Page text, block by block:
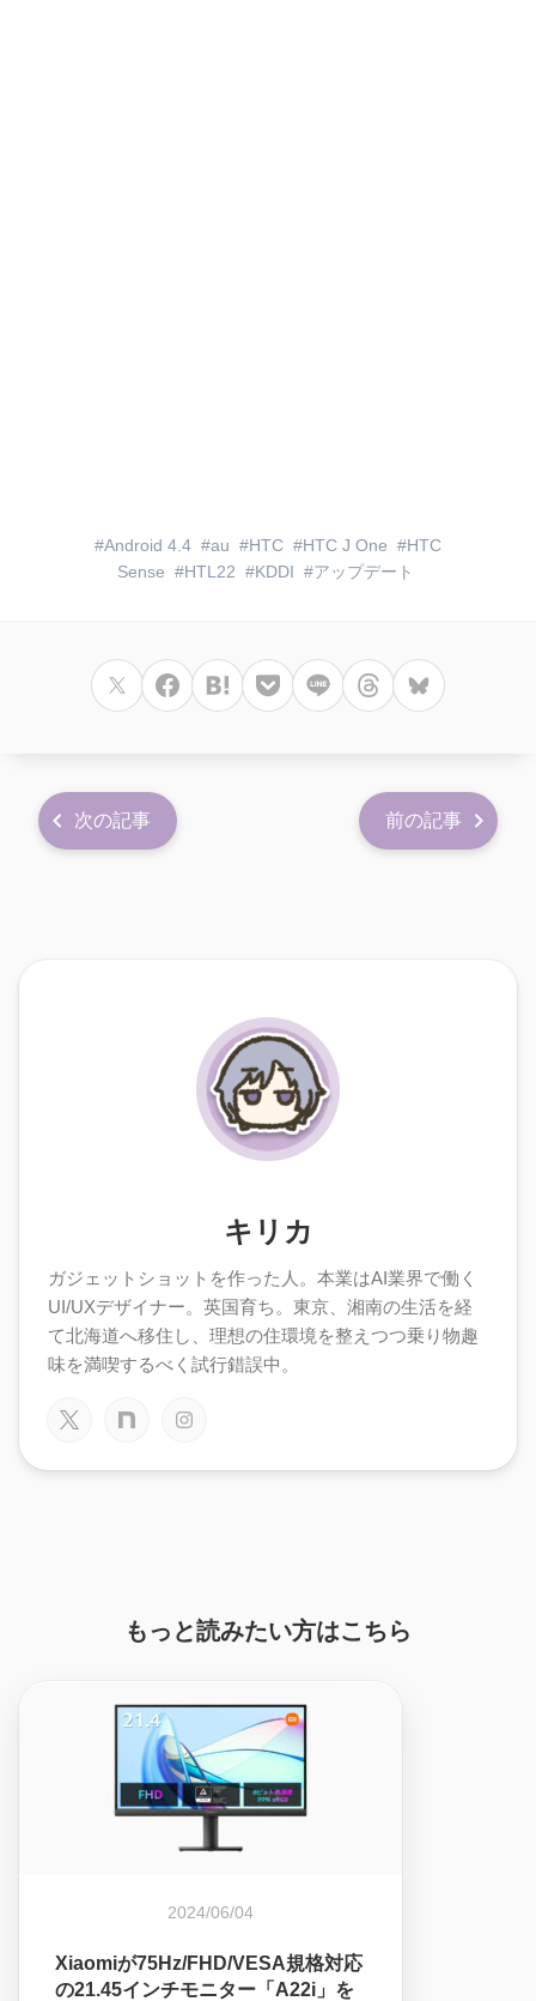
Android 4.4 au HTC HTC J One
HTC
Sense
HTL22 KDDI アップデート
次の記事 前の記事
キリカ
ガジェットショットを作った人。本業はAI業界で働く
UI/UXデザイナー。英国育ち。東京、湘南の生活を経
て北海道へ移住し、理想の住環境を整えつつ乗り物趣
味を満喫するべく試行錯誤中。
もっと読みたい方はこちら
2024/06/04
Xiaomiが75Hz/FHD/VESA規格対応
の21.45インチモニター「A22i」を